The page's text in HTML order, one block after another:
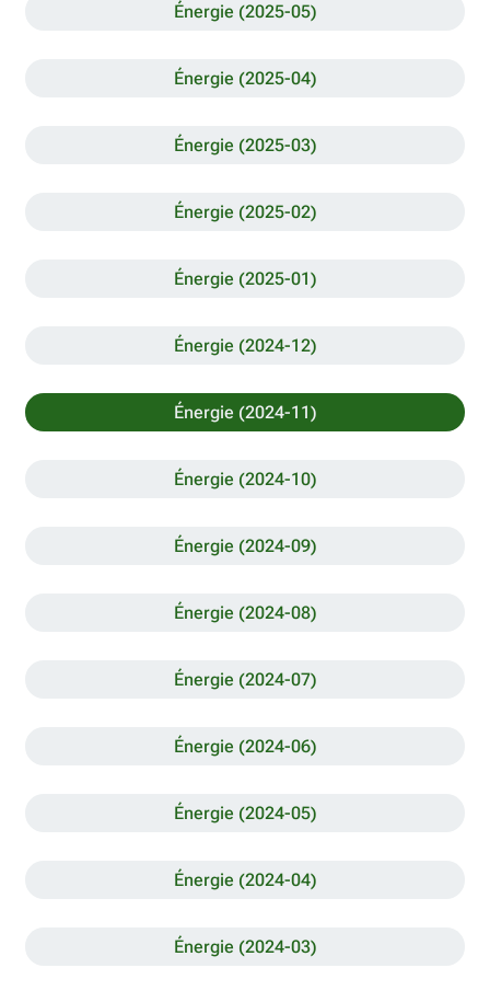
Énergie (2025-05)
Énergie (2025-04)
Énergie (2025-03)
Énergie (2025-02)
Énergie (2025-01)
Énergie (2024-12)
Énergie (2024-11)
Énergie (2024-10)
Énergie (2024-09)
Énergie (2024-08)
Énergie (2024-07)
Énergie (2024-06)
Énergie (2024-05)
Énergie (2024-04)
Énergie (2024-03)